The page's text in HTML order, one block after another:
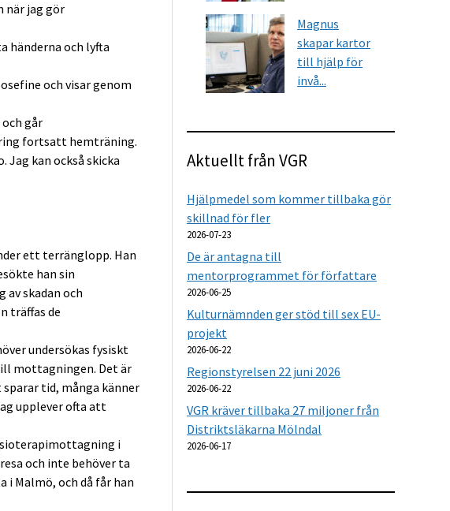
när jag gör
händerna och lyfta
och visar genom
går
fortsatt hemträning.
Jag kan också skicka
ett terränglopp. Han
han sin
skadan och
träffas de
undersökas fysiskt
mottagningen. Det är
tid, många känner
upplever ofta att
i
och inte behöver ta
i Malmö, och då får han
Magnus
skapar kartor
till hjälp för
invå...
Aktuellt från VGR
Hjälpmedel som kommer tillbaka gör
skillnad för fler
2026-07-23
De är antagna till
mentorprogrammet för författare
2026-06-25
Kulturnämnden ger stöd till sex EU-
projekt
2026-06-22
Regionstyrelsen 22 juni 2026
2026-06-22
VGR kräver tillbaka 27 miljoner från
Distriktsläkarna Mölndal
2026-06-17